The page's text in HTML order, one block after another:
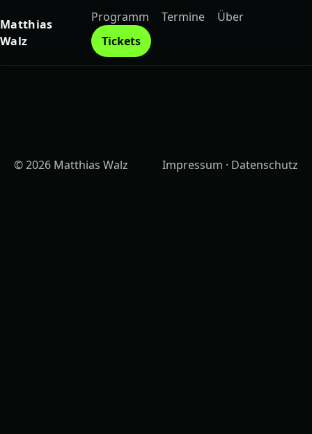
Matthias
Walz
Programm Termine
Über
Tickets
© 2026 Matthias Walz Impressum · Datenschutz